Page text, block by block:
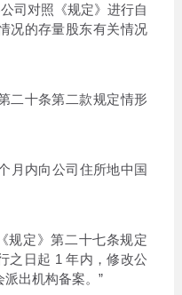
对照《规定》进行自
况的存量股东有关情况
十条第二款规定情形
内向公司住所地中国
定》第二十七条规定
之日起 1 年内，修改公
出机构备案。”